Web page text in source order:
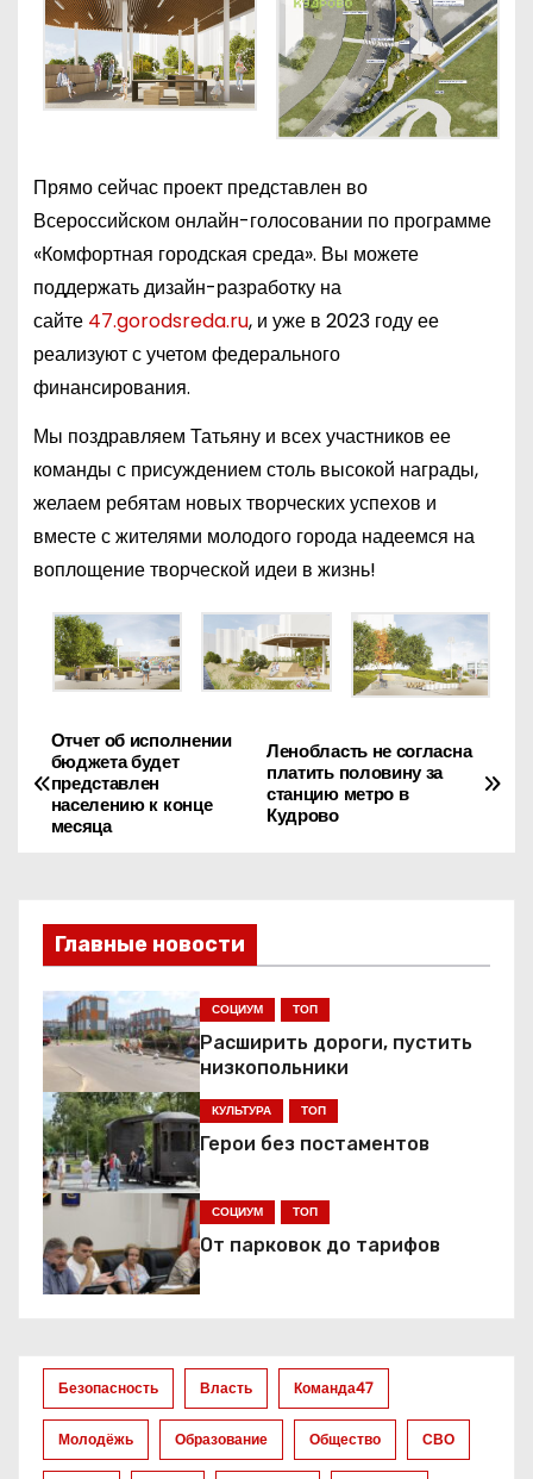
Прямо сейчас проект представлен во
Всероссийском онлайн-голосовании по программе
«Комфортная городская среда». Вы можете
поддержать дизайн-разработку на
сайте 47.gorodsreda.ru, и уже в 2023 году ее
реализуют с учетом федерального
финансирования.
Мы поздравляем Татьяну и всех участников ее
команды с присуждением столь высокой награды,
желаем ребятам новых творческих успехов и
вместе с жителями молодого города надеемся на
воплощение творческой идеи в жизнь!
Н
а
г
а
ц
и
я
п
о
з
п
и
Ленобласть не согласна
платить половину за
станцию метро в
Кудрово
Отчет об исполнении
бюджета будет
представлен
населению к конце
месяца
Главные новости
СОЦИУМ ТОП
Расширить дороги, пустить
низкопольники
КУЛЬТУРА ТОП
Герои без постаментов
СОЦИУМ ТОП
От парковок до тарифов
Безопасность Власть Команда47
Молодёжь Образование Общество СВО